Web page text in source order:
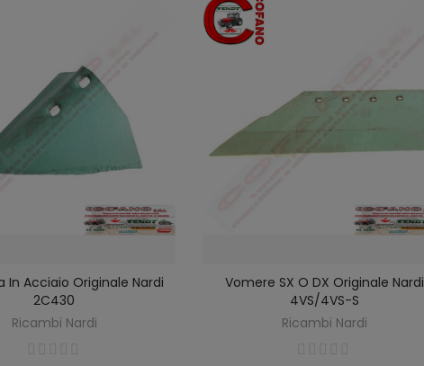
AL CARRELLO
In Acciaio Originale Nardi
2C430
Ricambi Nardi
SELEZIONA OPZIONI
Vomere SX O DX Originale Nardi
4VS/4VS-S
Ricambi Nardi